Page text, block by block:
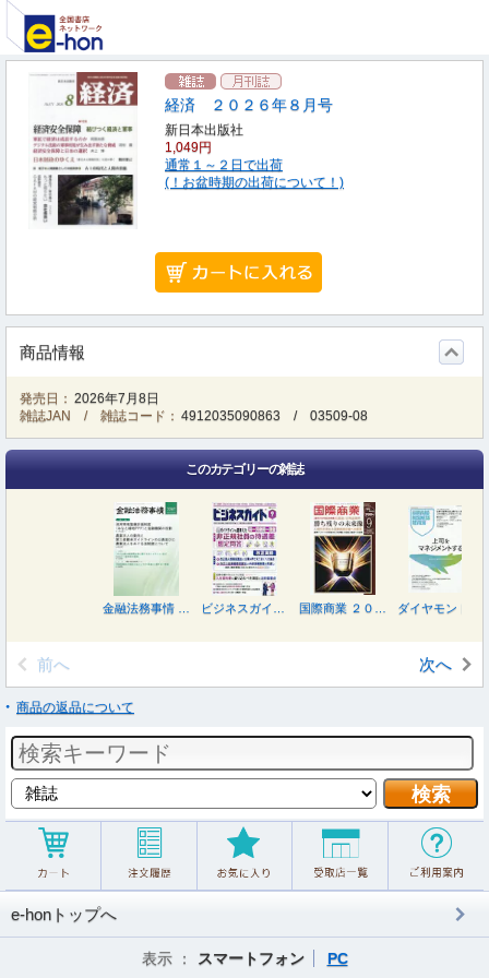
経済 ２０２６年８月号
新日本出版社
1,049円
通常１～２日で出荷
(！お盆時期の出荷について！)
商品情報
発売日： 2026年7月8日
雑誌JAN / 雑誌コード： 4912035090863 /03509-08
このカテゴリーの雑誌
前へ 次へ
商品の返品について
e-honトップへ
表示 ： スマートフォン PC